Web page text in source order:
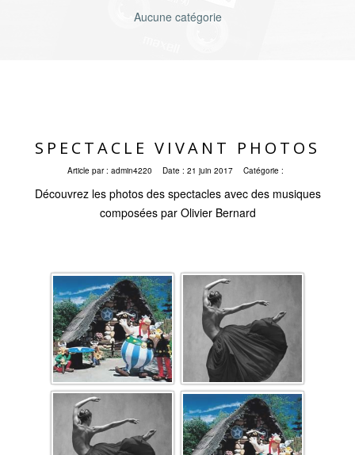
Aucune catégorie
SPECTACLE VIVANT PHOTOS
Article par : admin4220 Date : 21 juin 2017 Catégorie :
Découvrez les photos des spectacles avec des musiques
composées par Olivier Bernard